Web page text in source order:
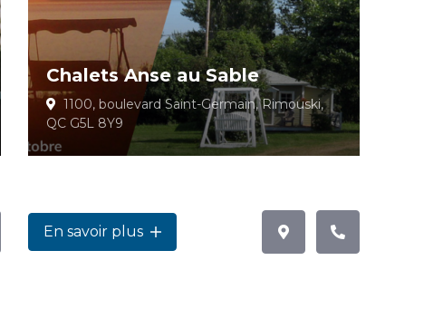
Chalets Anse au Sable
1100, boulevard Saint-Germain, Rimouski,
QC G5L 8Y9
En savoir plus